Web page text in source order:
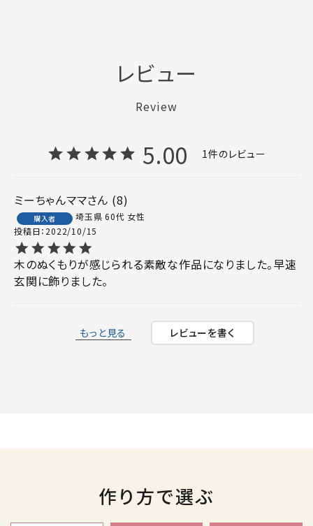
レビュー
Review
5.00 1
ミーちゃんママ 8
購入者 埼玉県 60代 女性
投稿日 2022/10/15
木のぬくもりが感じられる素敵な作品になりました。早速
玄関に飾りました。
もっと見る レビューを書く
作り方で選ぶ